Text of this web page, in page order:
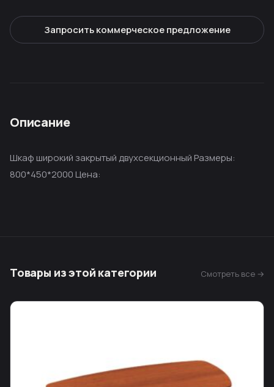
Запросить коммерческое предложение
Описание
Шкаф широкий закрытый двухсекционный Размеры:
800*450*2000 Цена:
Товары из этой категории Смотреть все →